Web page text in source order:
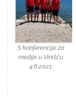
S konferencije za
medije u Vinišću
4.6.2021.